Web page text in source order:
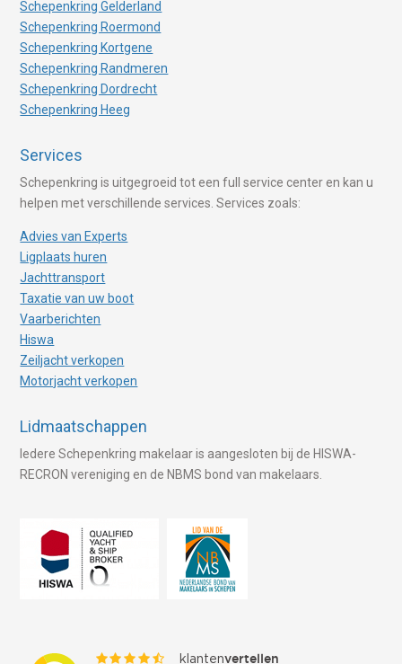
Schepenkring Gelderland
Schepenkring Roermond
Schepenkring Kortgene
Schepenkring Randmeren
Schepenkring Dordrecht
Schepenkring Heeg
Services
Schepenkring is uitgegroeid tot een full service center en kan u
helpen met verschillende services. Services zoals:
Advies van Experts
Ligplaats huren
Jachttransport
Taxatie van uw boot
Vaarberichten
Hiswa
Zeiljacht verkopen
Motorjacht verkopen
Lidmaatschappen
Iedere Schepenkring makelaar is aangesloten bij de HISWA-
RECRON vereniging en de NBMS bond van makelaars.